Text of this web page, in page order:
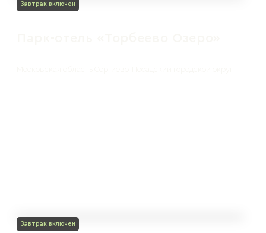
Завтрак включен
Завтрак включен